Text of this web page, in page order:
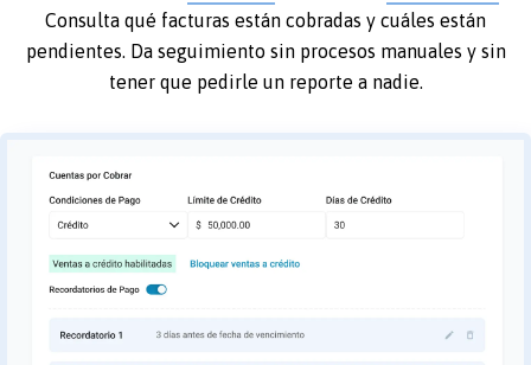
Centraliza la información de tus clientes y relaciónala
con su historial de facturación y cobros. Todo en un
mismo lugar, siempre actualizado.